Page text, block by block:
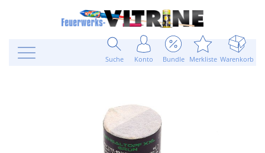
Suche Konto Bundle Merkliste Warenkorb